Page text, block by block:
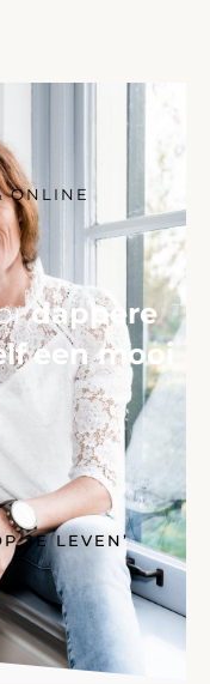
ONLINE
dappere
een mooi
JE LEVEN’